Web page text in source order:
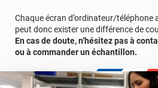
Chaque écran d’ordinateur/téléphone
peut donc exister une différence de
En cas de doute, n’hésitez pas à
ou à commander un échantillon.